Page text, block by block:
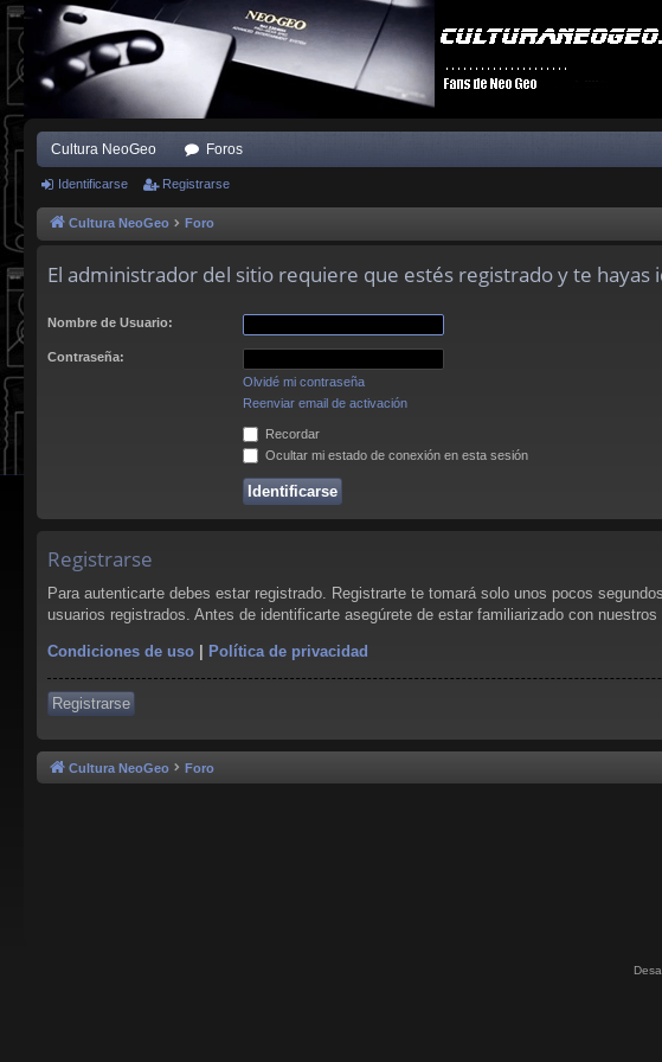
Cultura NeoGeo Foros
Identificarse Registrarse
Cultura NeoGeo Foro
El administrador del sitio requiere que estés registrado y te
Nombre de Usuario:
Contraseña:
Olvidé mi contraseña
Reenviar email de activación
Recordar
Ocultar mi estado de conexión en esta sesión
Registrarse
Para autenticarte debes estar registrado. Registrarte te tomará solo unos pocos
usuarios registrados. Antes de identificarte asegúrete de estar familiarizado con
Condiciones de uso | Política de privacidad
Registrarse
Cultura NeoGeo Foro